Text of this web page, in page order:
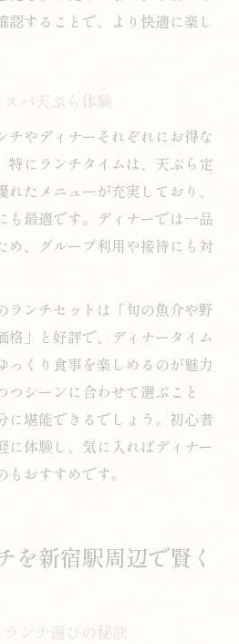
認することで、より快適に楽し
パ天ぷら体験
チやディナーそれぞれにお得な
特にランチタイムは、天ぷら定
たメニューが充実しており、
も最適です。ディナーでは一品
め、グループ利用や接待にも対
ランチセットは「旬の魚介や野
格」と好評で、ディナータイム
っくり食事を楽しめるのが魅力
つシーンに合わせて選ぶこと
に堪能できるでしょう。初心者
に体験し、気に入ればディナー
おすすめです。
を新宿駅周辺で賢く
ンチ選びの秘訣